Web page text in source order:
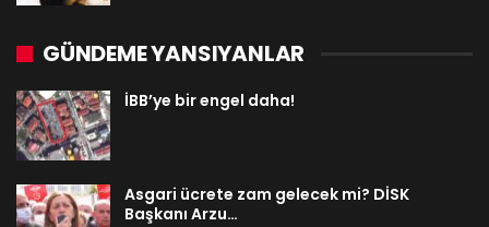
GÜNDEME YANSIYANLAR
İBB’ye bir engel daha!
Asgari ücrete zam gelecek mi? DİSK
Başkanı Arzu…